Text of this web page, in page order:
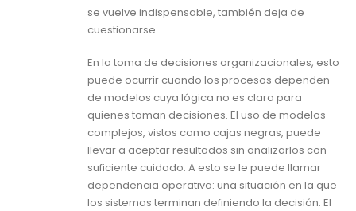
se vuelve indispensable, también deja de
cuestionarse.
En la toma de decisiones organizacionales, esto
puede ocurrir cuando los procesos dependen
de modelos cuya lógica no es clara para
quienes toman decisiones. El uso de modelos
complejos, vistos como cajas negras, puede
llevar a aceptar resultados sin analizarlos con
suficiente cuidado. A esto se le puede llamar
dependencia operativa: una situación en la que
los sistemas terminan definiendo la decisión. El